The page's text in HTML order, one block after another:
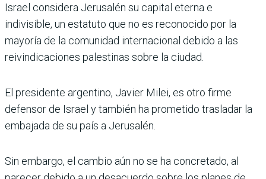
Israel considera Jerusalén su capital eterna e
indivisible, un estatuto que no es reconocido por la
mayoría de la comunidad internacional debido a las
reivindicaciones palestinas sobre la ciudad.
El presidente argentino, Javier Milei, es otro firme
defensor de Israel y también ha prometido trasladar la
embajada de su país a Jerusalén.
Sin embargo, el cambio aún no se ha concretado, al